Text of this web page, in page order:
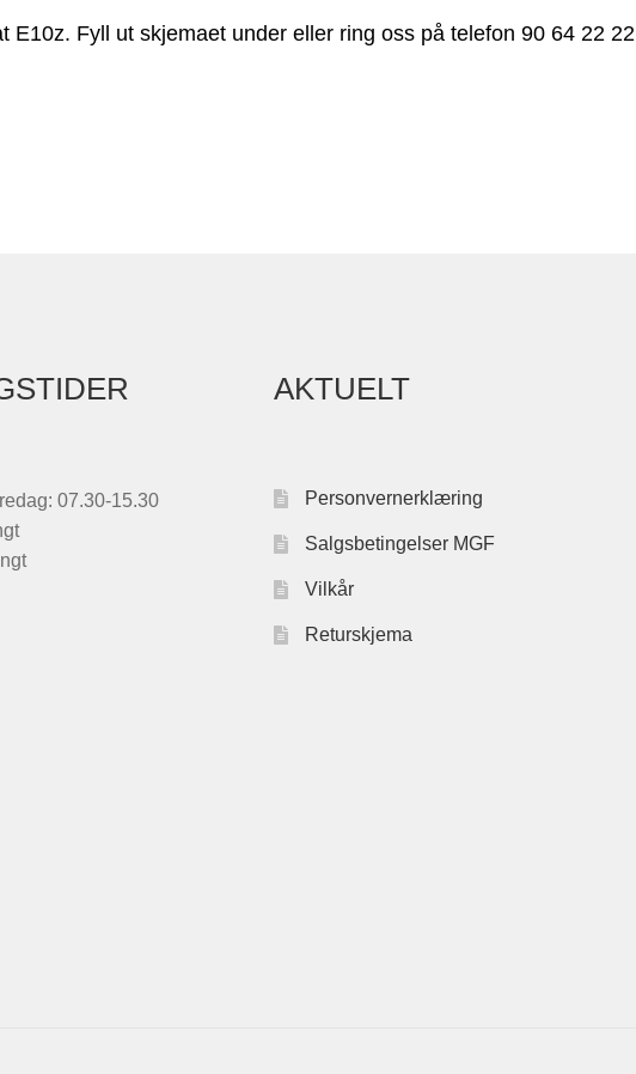
Fyll ut skjemaet under eller ring oss på telefon 90 64 22 22
07.30-15.30
AKTUELT
Personvernerklæring
Salgsbetingelser MGF
Vilkår
Returskjema